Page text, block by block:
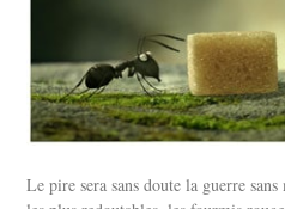
Le pire sera sans doute la guerre